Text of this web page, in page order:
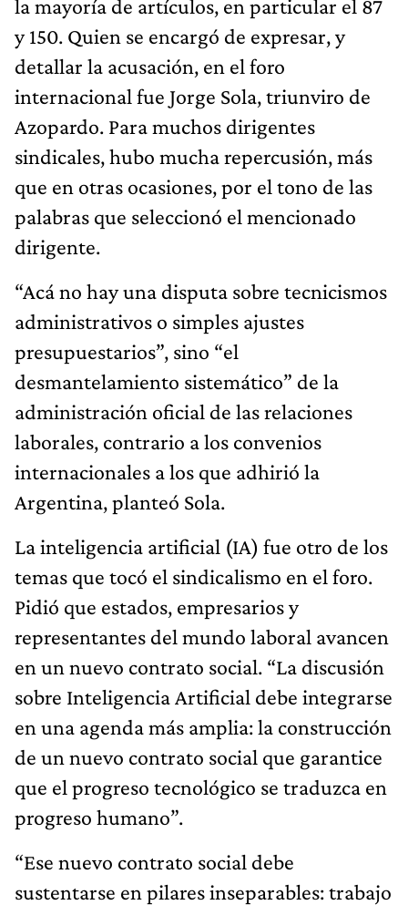
la mayoría de artículos, en particular el 87
y 150. Quien se encargó de expresar, y
detallar la acusación, en el foro
internacional fue Jorge Sola, triunviro de
Azopardo. Para muchos dirigentes
sindicales, hubo mucha repercusión, más
que en otras ocasiones, por el tono de las
palabras que seleccionó el mencionado
dirigente.
“Acá no hay una disputa sobre tecnicismos
administrativos o simples ajustes
presupuestarios”, sino “el
desmantelamiento sistemático” de la
administración oficial de las relaciones
laborales, contrario a los convenios
internacionales a los que adhirió la
Argentina, planteó Sola.
La inteligencia artificial (IA) fue otro de los
temas que tocó el sindicalismo en el foro.
Pidió que estados, empresarios y
representantes del mundo laboral avancen
en un nuevo contrato social. “La discusión
sobre Inteligencia Artificial debe integrarse
en una agenda más amplia: la construcción
de un nuevo contrato social que garantice
que el progreso tecnológico se traduzca en
progreso humano”.
“Ese nuevo contrato social debe
sustentarse en pilares inseparables: trabajo